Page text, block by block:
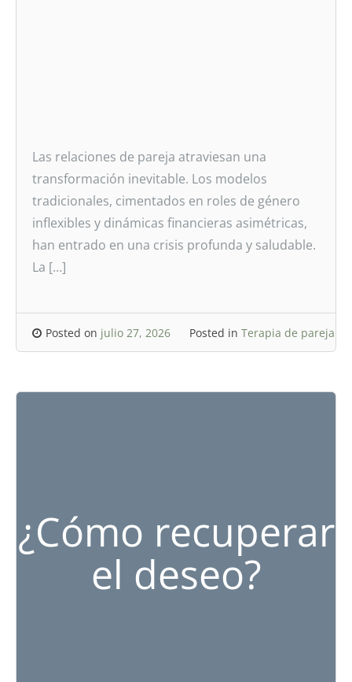
Las relaciones de pareja atraviesan una
transformación inevitable. Los modelos
tradicionales, cimentados en roles de género
inflexibles y dinámicas financieras asimétricas,
han entrado en una crisis profunda y saludable.
La […]
Posted on julio 27, 2026 Posted in Terapia de pareja
¿Cómo recuperar
el deseo?